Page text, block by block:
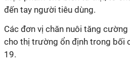
đến tay người tiêu dùng.
Các đơn vị chăn nuôi tăng
cho thị trường ổn định trong bối
19.